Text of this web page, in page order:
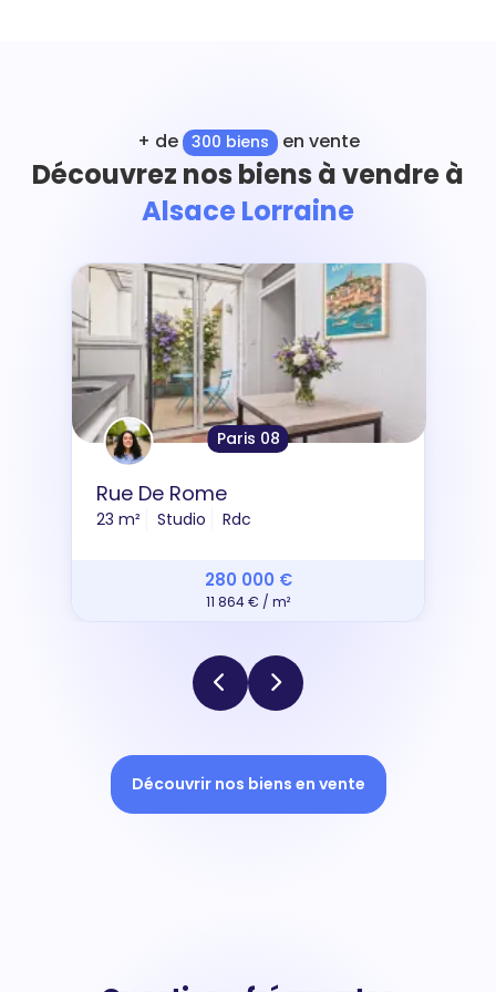
+ de 300 biens en vente
Découvrez nos biens à vendre à
Alsace Lorraine
Paris 08
Rue De Rome
23 m² Studio Rdc
280 000 €
11 864 € / m²
Découvrir nos biens en vente